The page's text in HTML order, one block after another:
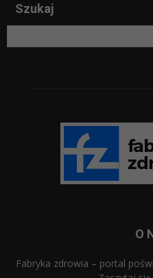
Szukaj
O
Fabryka zdrowia – portal